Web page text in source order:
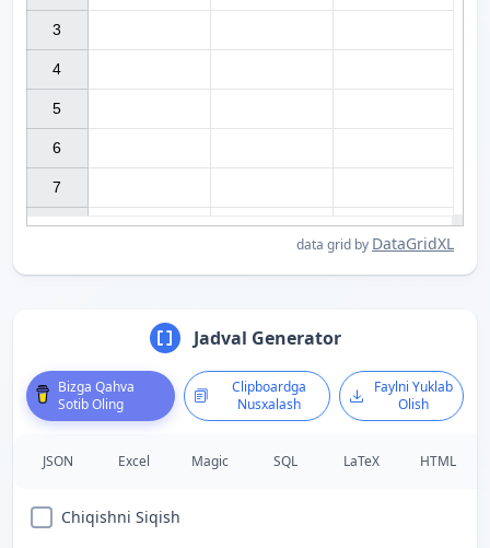
3
4
5
6
7
data grid by DataGridXL
Jadval Generator
Bizga Qahva
Sotib Oling
Clipboardga
Nusxalash
Faylni Yuklab
Olish
JSON Excel Magic SQL LaTeX HTML
Chiqishni Siqish